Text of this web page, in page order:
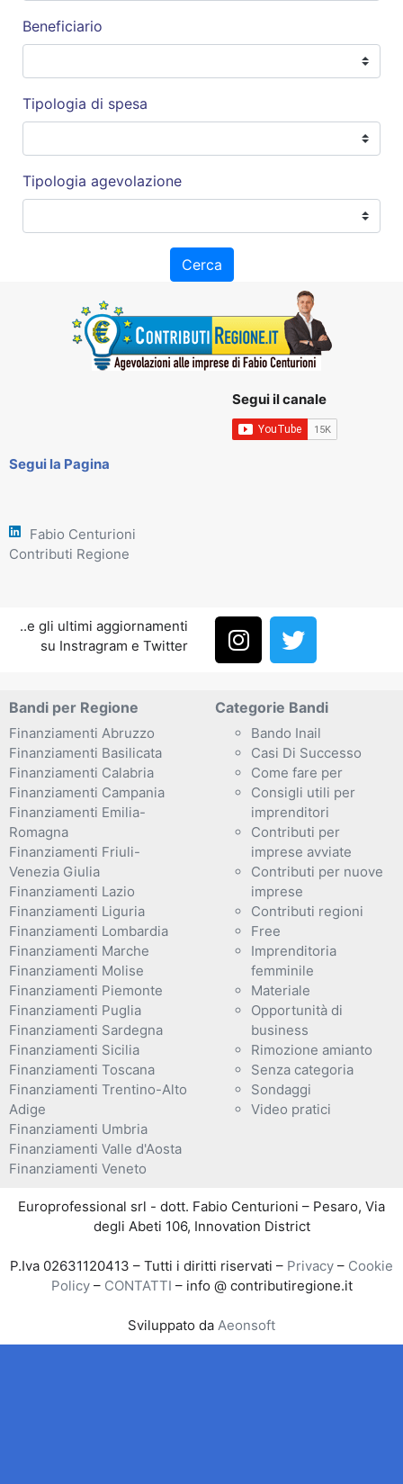
Beneficiario
Tipologia di spesa
Tipologia agevolazione
Cerca
Segui il canale
Segui la Pagina
Fabio Centurioni
Contributi Regione
..e gli ultimi aggiornamenti
su Instragram e Twitter
Bandi per Regione
Finanziamenti Abruzzo
Finanziamenti Basilicata
Finanziamenti Calabria
Finanziamenti Campania
Finanziamenti Emilia-
Romagna
Finanziamenti Friuli-
Venezia Giulia
Finanziamenti Lazio
Finanziamenti Liguria
Finanziamenti Lombardia
Finanziamenti Marche
Finanziamenti Molise
Finanziamenti Piemonte
Finanziamenti Puglia
Finanziamenti Sardegna
Finanziamenti Sicilia
Finanziamenti Toscana
Finanziamenti Trentino-Alto
Adige
Finanziamenti Umbria
Finanziamenti Valle d'Aosta
Finanziamenti Veneto
Categorie Bandi
Bando Inail
Casi Di Successo
Come fare per
Consigli utili per
imprenditori
Contributi per
imprese avviate
Contributi per nuove
imprese
Contributi regioni
Free
Imprenditoria
femminile
Materiale
Opportunità di
business
Rimozione amianto
Senza categoria
Sondaggi
Video pratici
Europrofessional srl - dott. Fabio Centurioni – Pesaro, Via
degli Abeti 106, Innovation District
P.Iva 02631120413 – Tutti i diritti riservati – Privacy – Cookie
Policy– CONTATTI – info @ contributiregione.it
Sviluppato da Aeonsoft